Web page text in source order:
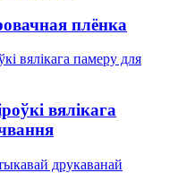
плёнка
вялікага